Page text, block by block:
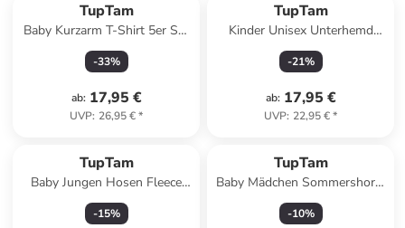
TupTam
Baby Kurzarm T-Shirt 5er Set
in blau
-33%
ab: 17,95 €
UVP: 26,95 €*
TupTam
Kinder Unisex Unterhemd
Langarm 3er Pack in
schwarz/blau
-21%
ab: 17,95 €
UVP: 22,95 €*
TupTam
Baby Jungen Hosen Fleece
Angeraut Winter 2er Pack in
beige/schwarz
-15%
TupTam
Baby Mädchen Sommershorts
5er Set in beige/grau
-10%